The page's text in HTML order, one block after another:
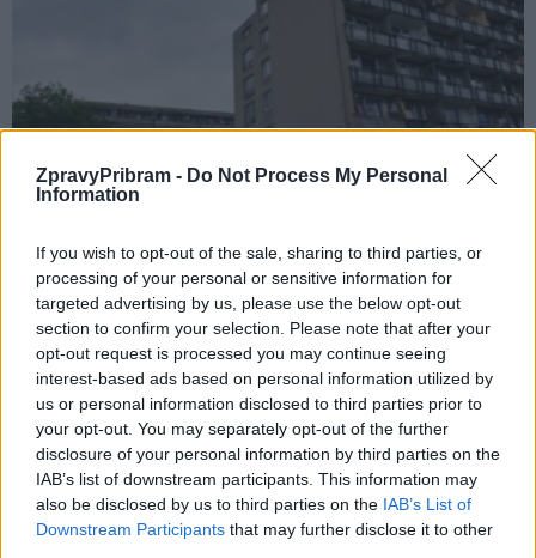
ZpravyPribram - Do Not Process My Personal
Information
If you wish to opt-out of the sale, sharing to third parties, or
processing of your personal or sensitive information for
targeted advertising by us, please use the below opt-out
section to confirm your selection. Please note that after your
opt-out request is processed you may continue seeing
interest-based ads based on personal information utilized by
us or personal information disclosed to third parties prior to
your opt-out. You may separately opt-out of the further
disclosure of your personal information by third parties on the
IAB’s list of downstream participants. This information may
also be disclosed by us to third parties on the IAB’s List of
Downstream Participants that may further disclose it to other
Příbram zvažuje zavedení bezdoplatkových
Radek Ctibor - 29. 7. 2021
PŘÍBRAM - Některé ubytovny na území města jsou častým tématem
kritiky. Problémy v okolí ubytoven se město snaží řešit dlouhodobě a
inspiraci hledá i ve...
NOVINKY
Obděnice vzpomínaly na filmovou legendu